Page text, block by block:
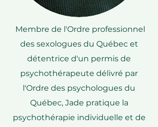
Membre de l'Ordre professionnel
des sexologues du Québec et
détentrice d'un permis de
psychothérapeute délivré par
l'Ordre des psychologues du
Québec, Jade pratique la
psychothérapie individuelle et de